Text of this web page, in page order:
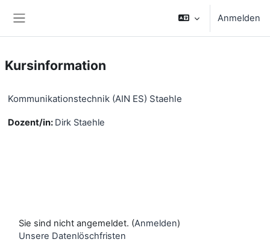
Anmelden
Kursinformation
Kommunikationstechnik (AIN ES) Staehle
Dozent/in: Dirk Staehle
Sie sind nicht angemeldet. (Anmelden)
Unsere Datenlöschfristen